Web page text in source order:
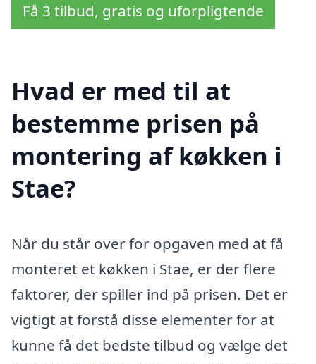
Få 3 tilbud, gratis og uforpligtende
Hvad er med til at
bestemme prisen på
montering af køkken i
Stae?
Når du står over for opgaven med at få
monteret et køkken i Stae, er der flere
faktorer, der spiller ind på prisen. Det er
vigtigt at forstå disse elementer for at
kunne få det bedste tilbud og vælge det